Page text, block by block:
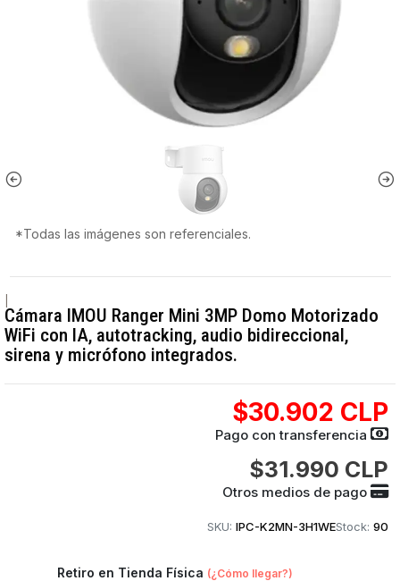
*Todas las imágenes son referenciales.
Cámara IMOU Ranger Mini 3MP Domo Motorizado
WiFi con IA, autotracking, audio bidireccional,
sirena y micrófono integrados.
$30.902 CLP
Pago con transferencia
$31.990 CLP
Otros medios de pago
SKU: IPC-K2MN-3H1WEStock: 90
Retiro en Tienda Física (¿Cómo llegar?)